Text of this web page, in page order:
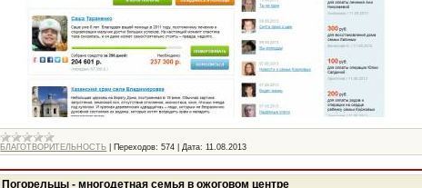
БЛАГОТВОРИТЕЛЬНОСТЬ Переходов: 574 |Дата: 11.08.2013
Погорельцы - многодетная семья в ожоговом центре